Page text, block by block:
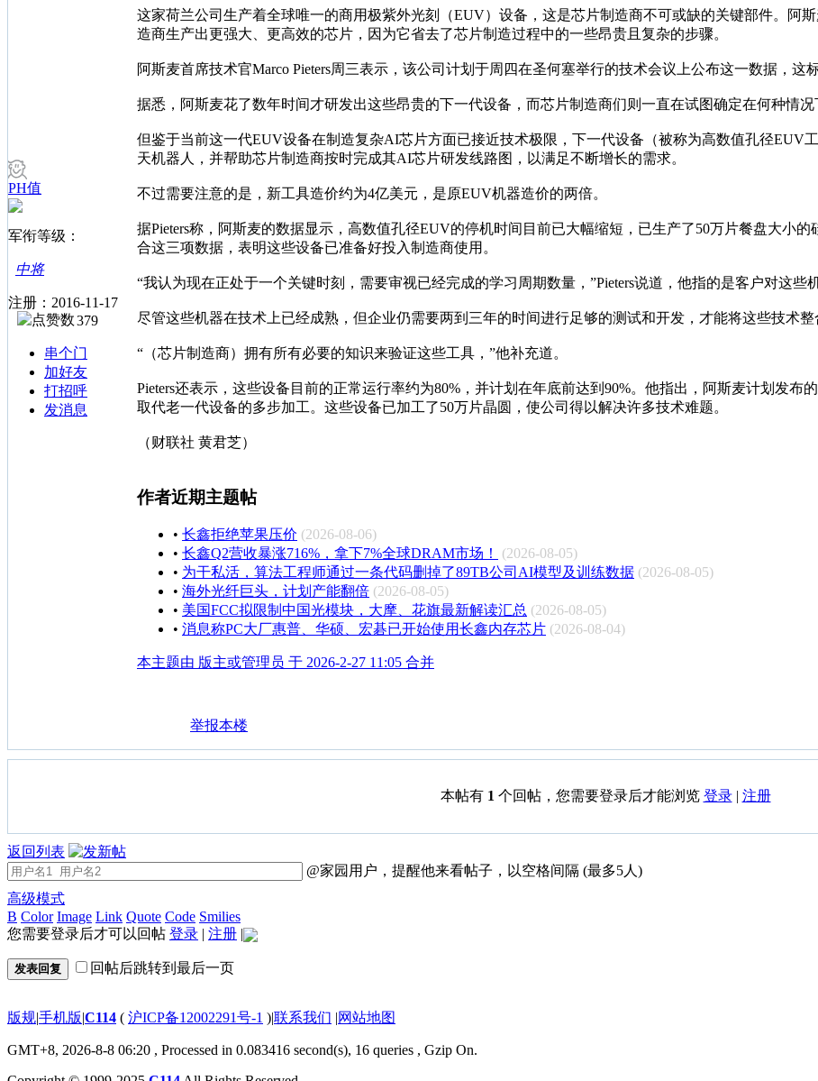
PH值
军衔等级：
中将
注册：2016-11-17
379
串个门
加好友
打招呼
发消息
这家荷兰公司生产着全球唯一的商用极紫外光刻（EUV）设备，这是芯片制造商不可或缺的关键部件。阿
造商生产出更强大、更高效的芯片，因为它省去了芯片制造过程中的一些昂贵且复杂的步骤。
阿斯麦首席技术官Marco Pieters周三表示，该公司计划于周四在圣何塞举行的技术会议上公布这一数据，这
据悉，阿斯麦花了数年时间才研发出这些昂贵的下一代设备，而芯片制造商们则一直在试图确定在何种情
但鉴于当前这一代EUV设备在制造复杂AI芯片方面已接近技术极限，下一代设备（被称为高数值孔径EUV
天机器人，并帮助芯片制造商按时完成其AI芯片研发线路图，以满足不断增长的需求。
不过需要注意的是，新工具造价约为4亿美元，是原EUV机器造价的两倍。
据Pieters称，阿斯麦的数据显示，高数值孔径EUV的停机时间目前已大幅缩短，已生产了50万片餐盘大小
合这三项数据，表明这些设备已准备好投入制造商使用。
“我认为现在正处于一个关键时刻，需要审视已经完成的学习周期数量，”Pieters说道，他指的是客户对这些
尽管这些机器在技术上已经成熟，但企业仍需要两到三年的时间进行足够的测试和开发，才能将这些技术整
“（芯片制造商）拥有所有必要的知识来验证这些工具，”他补充道。
Pieters还表示，这些设备目前的正常运行率约为80%，并计划在年底前达到90%。他指出，阿斯麦计划发
取代老一代设备的多步加工。这些设备已加工了50万片晶圆，使公司得以解决许多技术难题。
（财联社 黄君芝）
作者近期主题帖
• 长鑫拒绝苹果压价 (2026-08-06)
• 长鑫Q2营收暴涨716%，拿下7%全球DRAM市场！
(2026-08-05)
• 为干私活，算法工程师通过一条代码删掉了89TB公司AI模型及训练数据 (2026-08-05)
• 海外光纤巨头，计划产能翻倍 (2026-08-05)
• 美国FCC拟限制中国光模块，大摩、花旗最新解读汇总 (2026-08-05)
• 消息称PC大厂惠普、华硕、宏碁已开始使用长鑫内存芯片 (2026-08-04)
本主题由 版主或管理员 于 2026-2-27 11:05 合并
举报本楼
本帖有 1 个回帖，您需要登录后才能浏览 登录| 注册
返回列表
@家园用户，提醒他来看帖子，以空格间隔 (最多5人)
高级模式
B Color Image Link Quote Code Smilies
您需要登录后才可以回帖 登录 | 注册 |
发表回复 回帖后跳转到最后一页
版规|手机版|C114 ( 沪ICP备12002291号-1 )|联系我们 |网站地图
GMT+8, 2026-8-8 06:20 , Processed in 0.083416 second(s), 16 queries , Gzip On.